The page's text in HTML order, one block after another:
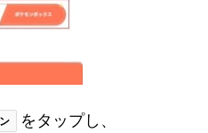
をタップし、